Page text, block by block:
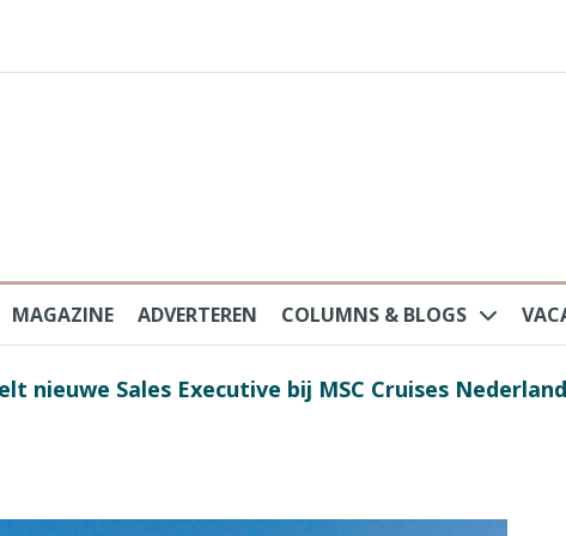
MAGAZINE ADVERTEREN COLUMNS & BLOGS
na protesten massatoerisme: ‘Nederlandse